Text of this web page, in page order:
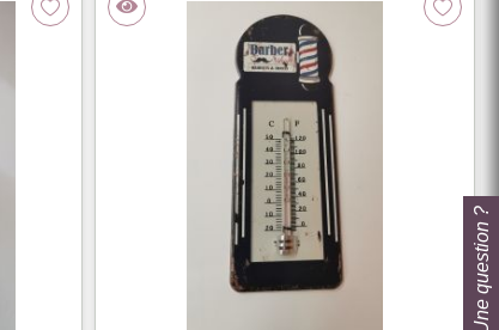
Une question ?